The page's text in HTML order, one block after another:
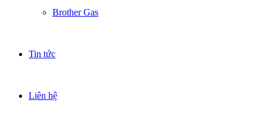
Brother Gas
Tin tức
Liên hệ